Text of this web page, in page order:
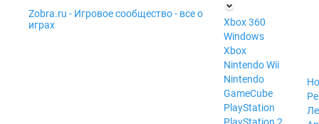
Zobra.ru - Игровое сообщество - все о
играх
П
ла
т
ф
ор
м
ы
Xbox 360
Windows
Xbox
Nintendo Wii
Nintendo
GameCube
PlayStation